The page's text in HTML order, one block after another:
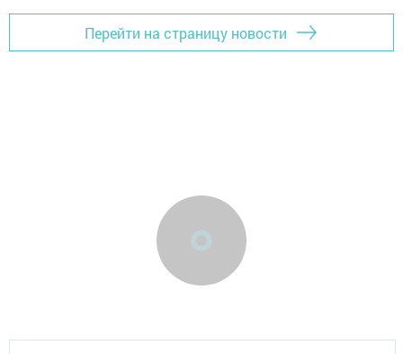
Перейти на страницу новости